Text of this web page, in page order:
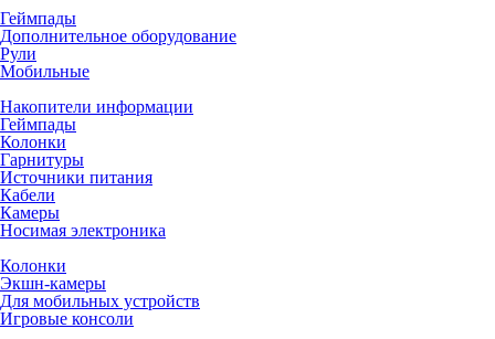
Геймпады
Дополнительное оборудование
Рули
Мобильные
Накопители информации
Геймпады
Колонки
Гарнитуры
Источники питания
Кабели
Камеры
Носимая электроника
Колонки
Экшн-камеры
Для мобильных устройств
Игровые консоли